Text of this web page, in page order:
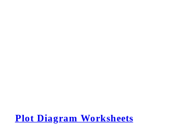
Plot Diagram Worksheets